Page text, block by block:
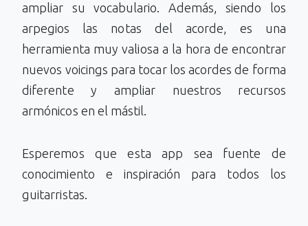
ampliar su vocabulario. Además, siendo los
arpegios las notas del acorde, es una
herramienta muy valiosa a la hora de encontrar
nuevos voicings para tocar los acordes de forma
diferente y ampliar nuestros recursos
armónicos en el mástil.
Esperemos que esta app sea fuente de
conocimiento e inspiración para todos los
guitarristas.